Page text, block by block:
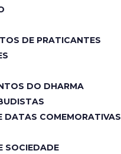
DE PRATICANTES
DO DHARMA
DATAS COMEMORATIVAS
SOCIEDADE